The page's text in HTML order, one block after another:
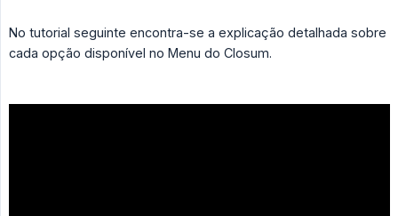
No tutorial seguinte encontra-se a explicação detalhada sobre
cada opção disponível no Menu do Closum.